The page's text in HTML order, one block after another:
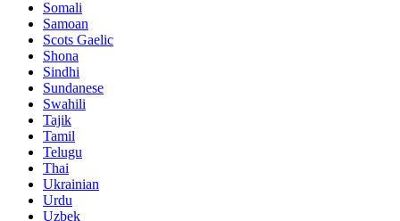
Somali
Samoan
Scots Gaelic
Shona
Sindhi
Sundanese
Swahili
Tajik
Tamil
Telugu
Thai
Ukrainian
Urdu
Uzbek